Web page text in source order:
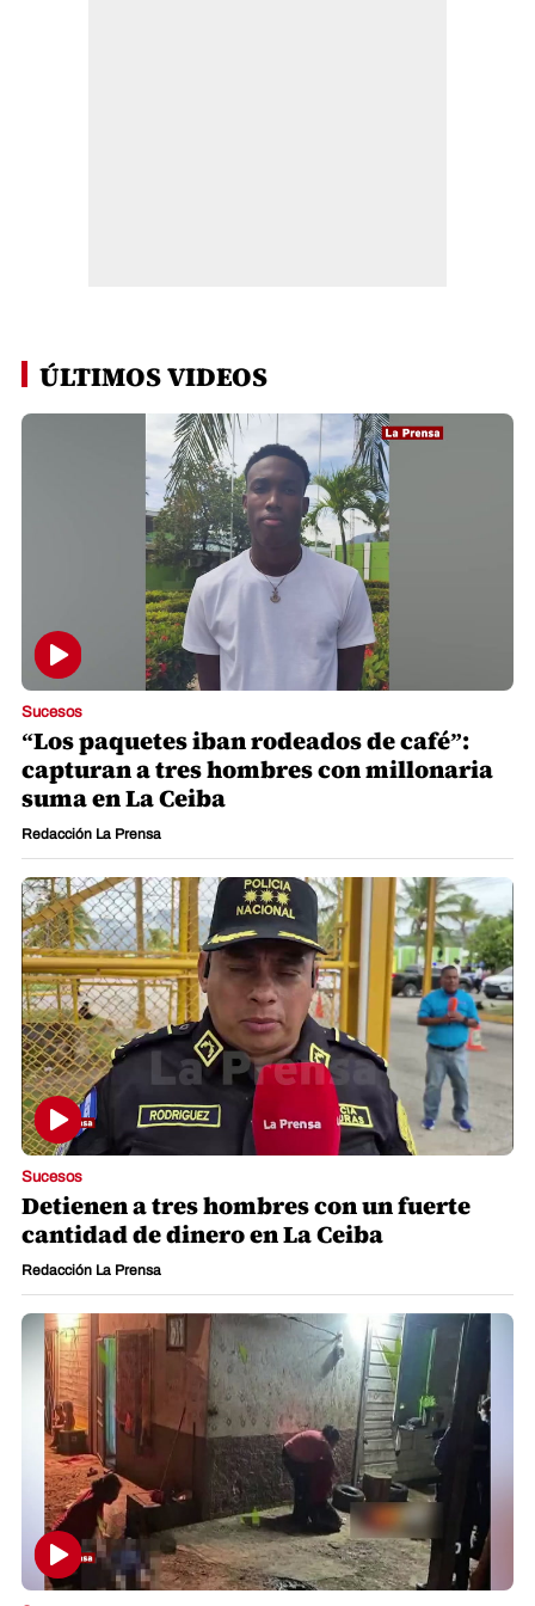
ÚLTIMOS VIDEOS
Sucesos
“Los paquetes iban rodeados de café”:
capturan a tres hombres con millonaria
suma en La Ceiba
Redacción La Prensa
Sucesos
Detienen a tres hombres con un fuerte
cantidad de dinero en La Ceiba
Redacción La Prensa